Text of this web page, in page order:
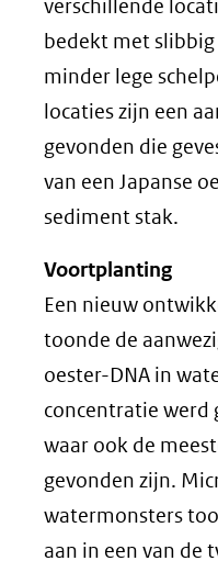
verschillende
bedekt met
minder lege
locaties zijn een
gevonden die
van een Japanse
sediment stak.
Voortplanting
Een nieuw
toonde de
oester-DNA in
concentratie werd
waar ook de
gevonden zijn.
watermonsters
aan in een van de